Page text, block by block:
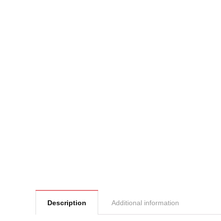
Description Additional information